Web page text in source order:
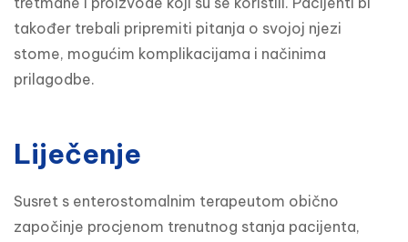
također trebali pripremiti pitanja o svojoj njezi
stome, mogućim komplikacijama i načinima
prilagodbe.
Liječenje
Susret s enterostomalnim terapeutom obično
započinje procjenom trenutnog stanja pacijenta,